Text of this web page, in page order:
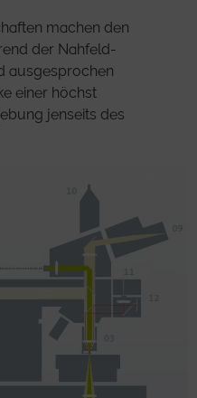
machen den
der Nahfeld-
ausgesprochen
einer höchst
jenseits des